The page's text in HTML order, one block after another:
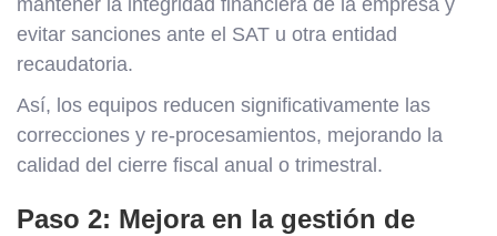
mantener la integridad financiera de la empresa y
evitar sanciones ante el SAT u otra entidad
recaudatoria.
Así, los equipos reducen significativamente las
correcciones y re-procesamientos, mejorando la
calidad del cierre fiscal anual o trimestral.
Paso 2: Mejora en la gestión de